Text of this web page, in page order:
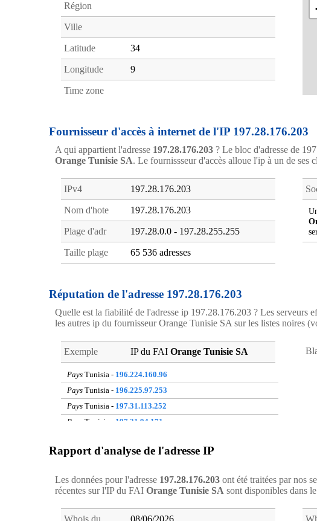
Région
Ville
Latitude 34
Longitude 9
Time zone
Fournisseur d'accès à internet de l'IP 197.28.176.203
A qui appartient l'adresse 197.28.176.203 ? Le bloc d'adresse de
Orange Tunisie SA. Le fournissseur d'accès alloue l'ip à un de ses
IPv4 197.28.176.203
Nom d'hote 197.28.176.203
Plage d'adr 197.28.0.0 - 197.28.255.255
Taille plage 65 536 adresses
Réputation de l'adresse 197.28.176.203
Quelle est la fiabilité de l'adresse ip 197.28.176.203 ? Les serveurs
les autres ip du fournisseur Orange Tunisie SA sur les listes noires
Exemple IP du FAI Orange Tunisie SA
Pays Tunisia - 196.224.160.96
Pays Tunisia - 196.225.97.253
Pays Tunisia - 197.31.113.252
Pays Tunisia - 197.31.94.171
PaysTunisia -197.31.197.107
PaysTunisia -165.51.11.151
PaysTunisia - 197.31.237.51
Rapport d'analyse de l'adresse IP
Les données pour l'adresse 197.28.176.203 ont été traitées par nos
récentes sur l'IP du FAI Orange Tunisie SA sont disponibles dans